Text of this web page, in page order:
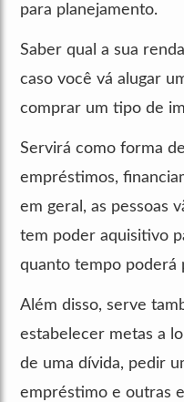
para planejamento.
Saber qual a sua
caso você vá alugar
comprar um tipo de
Servirá como forma
empréstimos,
em geral, as pessoas
tem poder aquisitivo
quanto tempo poderá
Além disso, serve
estabelecer metas a
de uma dívida, pedir
empréstimo e outras